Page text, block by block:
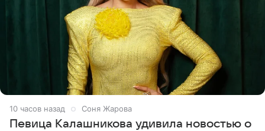
10 часов назад Соня Жарова
Певица Калашникова удивила новостью о